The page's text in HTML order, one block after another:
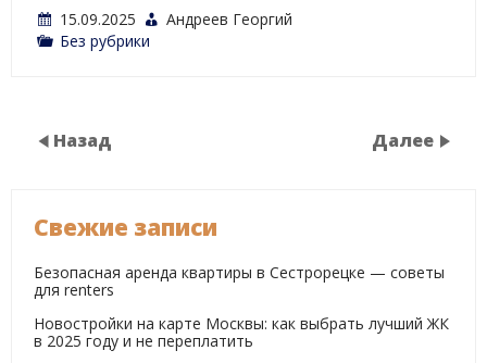
15.09.2025
Андреев Георгий
Без рубрики
Назад Далее
Свежие записи
Безопасная аренда квартиры в Сестрорецке — советы
для renters
Новостройки на карте Москвы: как выбрать лучший ЖК
в 2025 году и не переплатить